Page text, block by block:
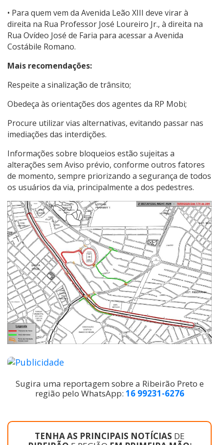
• Para quem vem da Avenida Leão XIII deve virar à
direita na Rua Professor José Loureiro Jr., à direita na
Rua Ovídeo José de Faria para acessar a Avenida
Costábile Romano.
Mais recomendações:
Respeite a sinalização de trânsito;
Obedeça às orientações dos agentes da RP Mobi;
Procure utilizar vias alternativas, evitando passar nas
imediações das interdições.
Informações sobre bloqueios estão sujeitas a
alterações sem Aviso prévio, conforme outros fatores
de momento, sempre priorizando a segurança de todos
os usuários da via, principalmente a dos pedestres.
Sugira uma reportagem sobre a Ribeirão Preto e
região pelo WhatsApp: 16 99231-6276
TENHA AS PRINCIPAIS NOTÍCIAS DE